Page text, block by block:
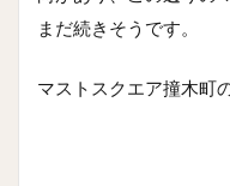
まだ続きそうです。
マストスクエア撞木町